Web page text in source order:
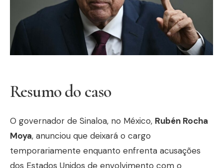
Resumo do caso
O governador de Sinaloa, no México, Rubén Rocha
Moya, anunciou que deixará o cargo
temporariamente enquanto enfrenta acusações
dos Estados Unidos de envolvimento com o